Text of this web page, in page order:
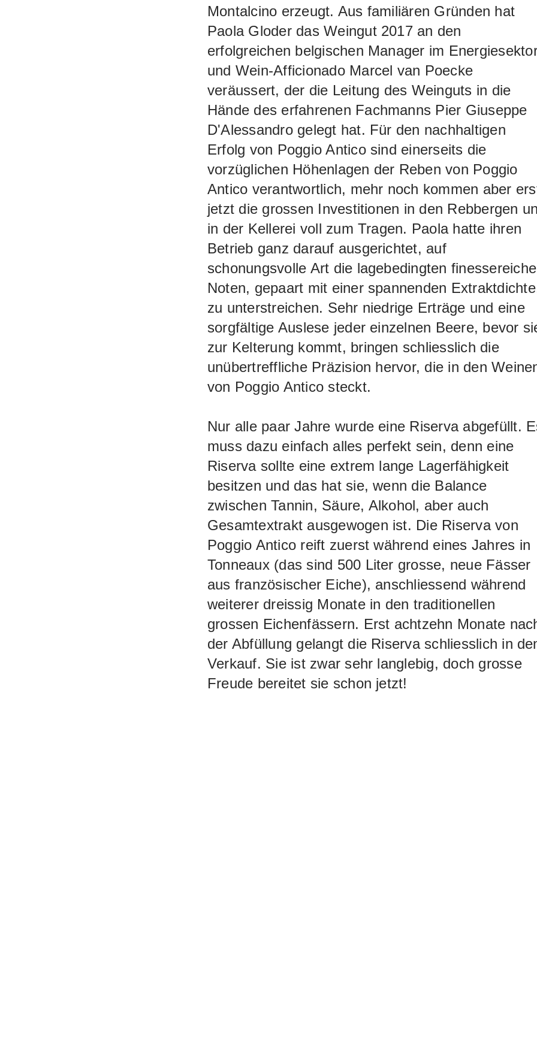
Montalcino erzeugt. Aus familiären Gründen hat
Paola Gloder das Weingut 2017 an den
erfolgreichen belgischen Manager im
und Wein-Afficionado Marcel van Poecke
veräussert, der die Leitung des Weinguts in die
Hände des erfahrenen Fachmanns Pier Giuseppe
D'Alessandro gelegt hat. Für den nachhaltigen
Erfolg von Poggio Antico sind einerseits die
vorzüglichen Höhenlagen der Reben von Poggio
Antico verantwortlich, mehr noch kommen aber
jetzt die grossen Investitionen in den Rebbergen
in der Kellerei voll zum Tragen. Paola hatte ihren
Betrieb ganz darauf ausgerichtet, auf
schonungsvolle Art die lagebedingten
Noten, gepaart mit einer spannenden
zu unterstreichen. Sehr niedrige Erträge und eine
sorgfältige Auslese jeder einzelnen Beere, bevor
zur Kelterung kommt, bringen schliesslich die
unübertreffliche Präzision hervor, die in den
von Poggio Antico steckt.
Nur alle paar Jahre wurde eine Riserva abgefüllt.
muss dazu einfach alles perfekt sein, denn eine
Riserva sollte eine extrem lange Lagerfähigkeit
besitzen und das hat sie, wenn die Balance
zwischen Tannin, Säure, Alkohol, aber auch
Gesamtextrakt ausgewogen ist. Die Riserva von
Poggio Antico reift zuerst während eines Jahres in
Tonneaux (das sind 500 Liter grosse, neue Fässer
aus französischer Eiche), anschliessend während
weiterer dreissig Monate in den traditionellen
grossen Eichenfässern. Erst achtzehn Monate
der Abfüllung gelangt die Riserva schliesslich in
Verkauf. Sie ist zwar sehr langlebig, doch grosse
Freude bereitet sie schon jetzt!